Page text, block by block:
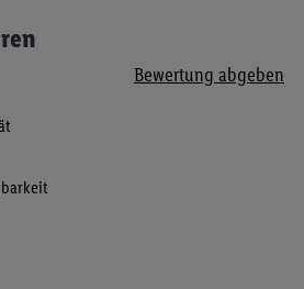
Bewertung abgeben